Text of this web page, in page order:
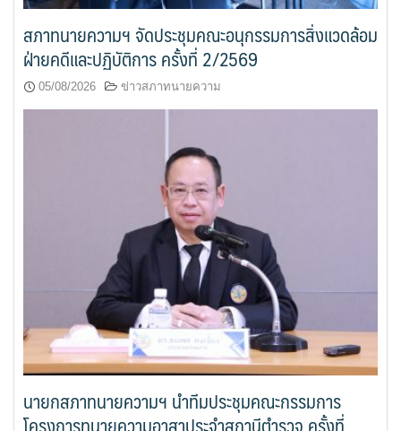
สภาทนายความฯ จัดประชุมคณะอนุกรรมการสิ่งแวดล้อม
ฝ่ายคดีและปฏิบัติการ ครั้งที่ 2/2569
05/08/2026 ข่าวสภาทนายความ
นายกสภาทนายความฯ นำทีมประชุมคณะกรรมการ